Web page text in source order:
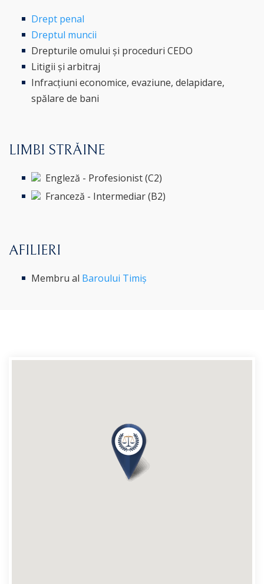
Drept penal
Dreptul muncii
Drepturile omului și proceduri CEDO
Litigii și arbitraj
Infracțiuni economice, evaziune, delapidare,
spălare de bani
LIMBI STRĂINE
Engleză - Profesionist (C2)
Franceză - Intermediar (B2)
AFILIERI
Membru al Baroului Timiș